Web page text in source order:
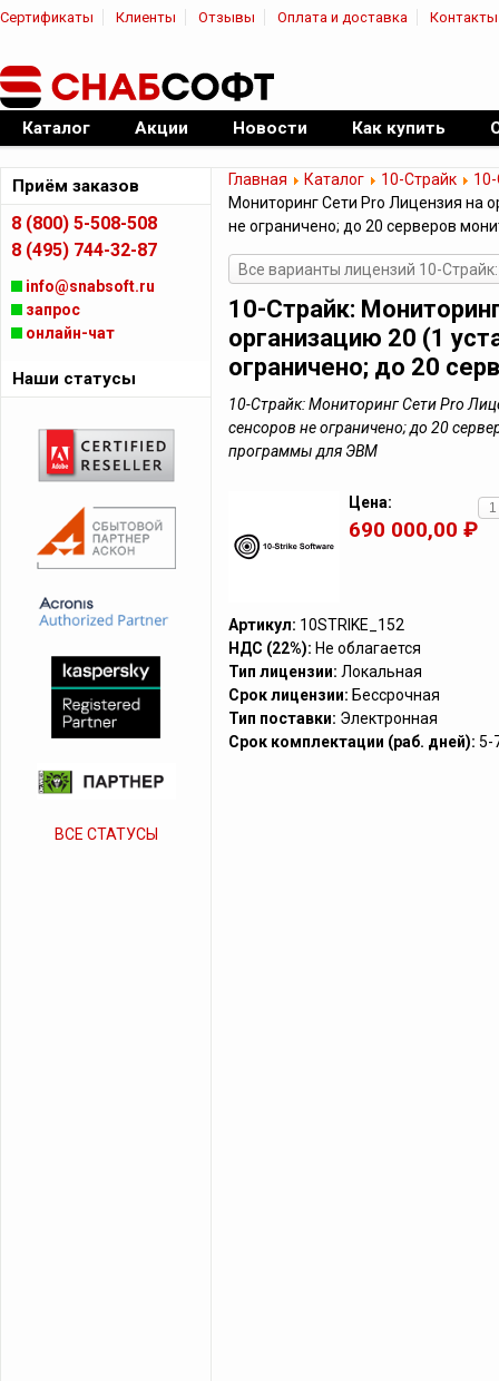
Сертификаты Клиенты Отзывы Оплата и доставка Контакты
Официальный дилер ПО
Каталог Акции Новости Как купить
Главная Каталог 10-Страйк
Мониторинг Сети Pro Лицензия на
не ограничено; до 20 серверов
Все варианты лицензий 10-
10-Страйк:
организацию 20 (1
ограничено; до 20
10-Страйк: Мониторинг Сети Pro
сенсоров не ограничено; до 20
программы для ЭВМ
Цена:
690 000,00 ₽
Артикул: 10STRIKE_152
НДС (22%): Не облагается
Тип лицензии: Локальная
Срок лицензии: Бессрочная
Тип поставки: Электронная
Срок комплектации (раб. дней): 5-
Приём заказов
8 (800) 5-508-508
8 (495) 744-32-87
info@snabsoft.ru
запрос
онлайн-чат
Наши статусы
ВСЕ СТАТУСЫ